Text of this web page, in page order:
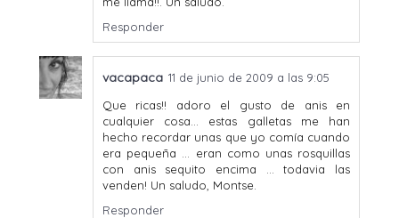
Responder
vacapaca 11 de junio de 2009 a las 9:05
Que ricas!! adoro el gusto de anis en
cualquier cosa... estas galletas me han
hecho recordar unas que yo comía cuando
era pequeña ... eran como unas rosquillas
con anis sequito encima ... todavia las
venden! Un saludo, Montse.
Responder